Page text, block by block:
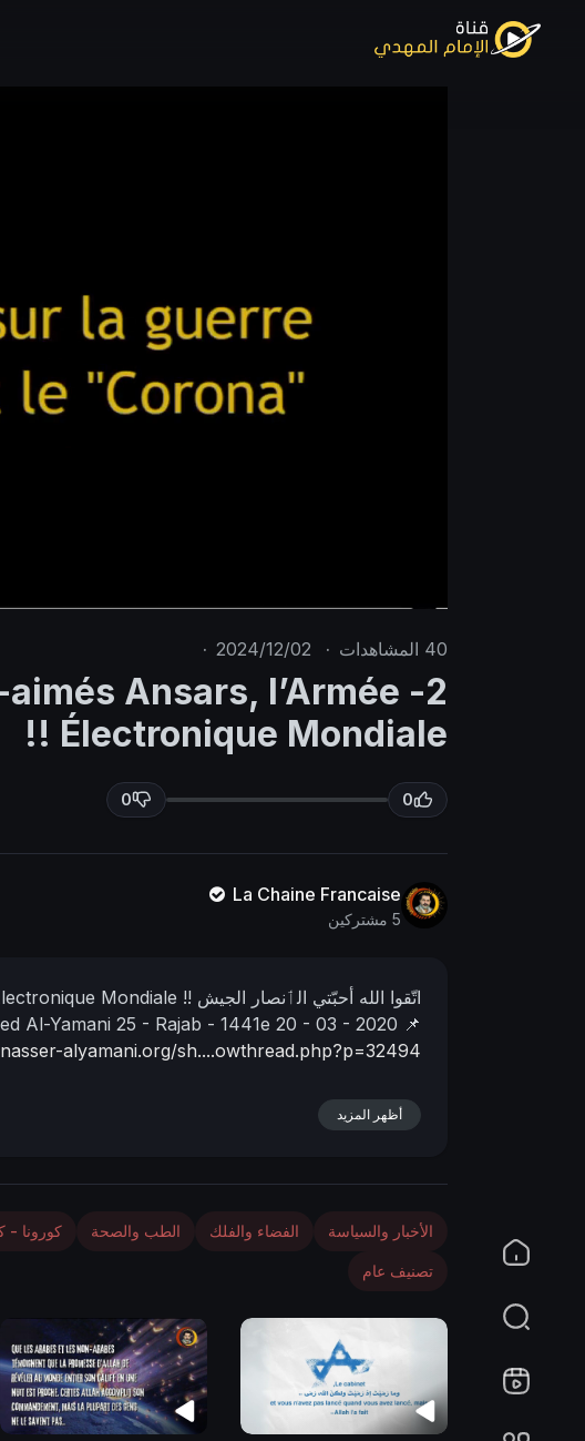
M
t
S
t
i
s
40 المشاهدات ·
2024/12/02
·
aimés Ansars, l’Armée
Électronique Mondiale !!
0
0
La Chaine Francaise
5 مشتركين
Mondiale !! اتّقوا الله أحبّتي الٲنصار الجيش
Al-Yamani 25 - Rajab - 1441e 20 - 03 - 2020 📌
alyamani.org/sh....owthread.php?p=32494
أظهر المزيد
الأخبار والسياسة الفضاء والفلك الطب والصحة كورونا -
تصنيف عام